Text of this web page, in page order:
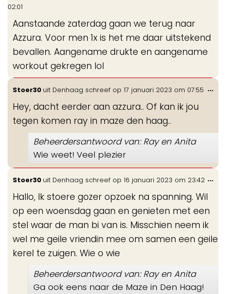
02:01
Aanstaande zaterdag gaan we terug naar
Azzura. Voor men 1x is het me daar uitstekend
bevallen. Aangename drukte en aangename
workout gekregen lol
Stoer30 uit Denhaag schreef op 17 januari 2023 om 07:55
Hey, dacht eerder aan azzura.. Of kan ik jou
tegen komen ray in maze den haag..
Beheerdersantwoord van: Ray en Anita
Wie weet! Veel plezier
...
Stoer30 uit Denhaag schreef op 16 januari 2023 om 23:42
Hallo, Ik stoere gozer opzoek na spanning. Wil
op een woensdag gaan en genieten met een
stel waar de man bi van is. Misschien neem ik
wel me geile vriendin mee om samen een geile
kerel te zuigen. Wie o wie
Beheerdersantwoord van: Ray en Anita
Ga ook eens naar de Maze in Den Haag!
...